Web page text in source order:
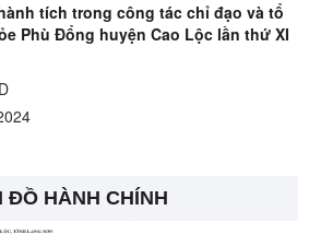
tích trong công tác chỉ đạo và tổ
Phù Đổng huyện Cao Lộc lần thứ XI
ĐỒ HÀNH CHÍNH